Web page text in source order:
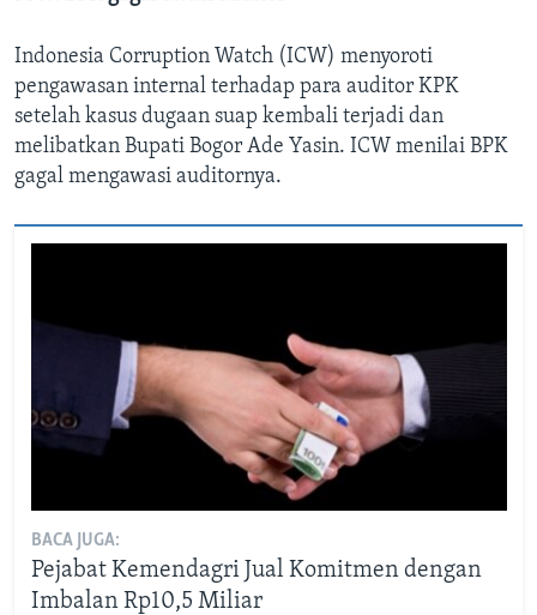
Indonesia Corruption Watch (ICW) menyoroti
pengawasan internal terhadap para auditor KPK
setelah kasus dugaan suap kembali terjadi dan
melibatkan Bupati Bogor Ade Yasin. ICW menilai BPK
gagal mengawasi auditornya.
BACA JUGA:
Pejabat Kemendagri Jual Komitmen dengan
Imbalan Rp10,5 Miliar